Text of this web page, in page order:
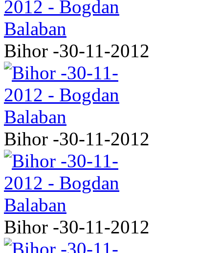
Bihor -30-11-2012
Bihor -30-11-2012
Bihor -30-11-2012